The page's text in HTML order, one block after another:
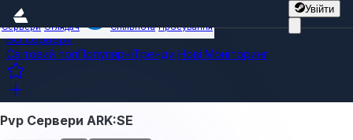
Увійти
Сервери Оглядач Спільнота Просування
Всі сервери
Світовий топПопулярніТренди Нові Моніторинг
Pvp Сервери ARK:SE